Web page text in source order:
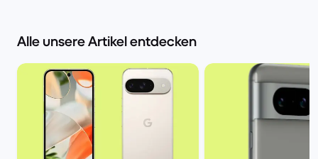
Alle unsere Artikel entdecken